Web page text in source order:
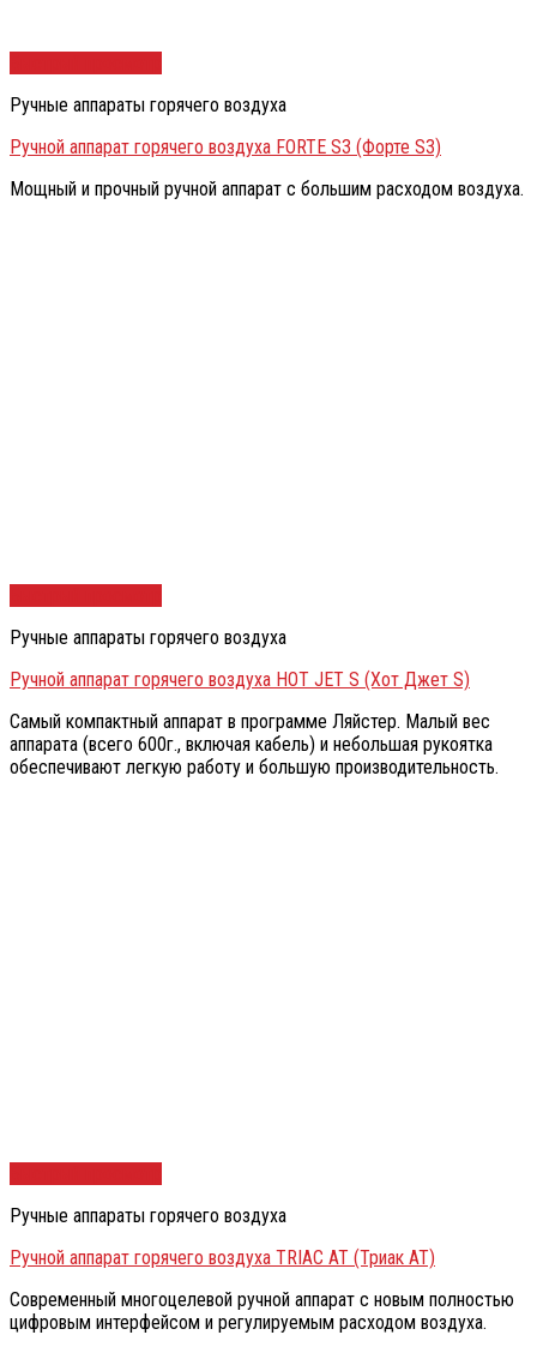
Ручные аппараты горячего воздуха
Ручной аппарат горячего воздуха FORTE S3 (Форте S3)
Мощный и прочный ручной аппарат с большим расходом воздуха.
Ручные аппараты горячего воздуха
Ручной аппарат горячего воздуха HOT JET S (Хот Джет S)
Самый компактный аппарат в программе Ляйстер. Малый вес
аппарата (всего 600г., включая кабель) и небольшая рукоятка
обеспечивают легкую работу и большую производительность.
Ручные аппараты горячего воздуха
Ручной аппарат горячего воздуха TRIAC AT (Триак АТ)
Современный многоцелевой ручной аппарат c новым полностью
цифровым интерфейсом и регулируемым расходом воздуха.